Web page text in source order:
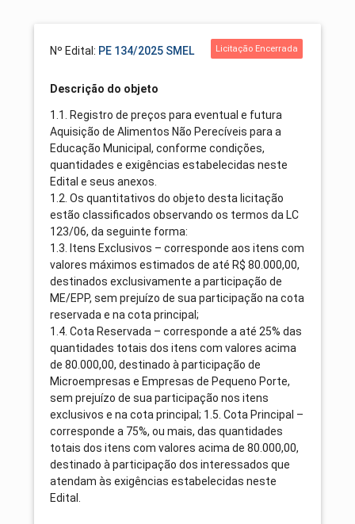
Nº Edital: PE 134/2025 SMEL Licitação Encerrada
Descrição do objeto
1.1. Registro de preços para eventual e futura
Aquisição de Alimentos Não Perecíveis para a
Educação Municipal, conforme condições,
quantidades e exigências estabelecidas neste
Edital e seus anexos.
1.2. Os quantitativos do objeto desta licitação
estão classificados observando os termos da LC
123/06, da seguinte forma:
1.3. Itens Exclusivos – corresponde aos itens com
valores máximos estimados de até R$ 80.000,00,
destinados exclusivamente a participação de
ME/EPP, sem prejuízo de sua participação na cota
reservada e na cota principal;
1.4. Cota Reservada – corresponde a até 25% das
quantidades totais dos itens com valores acima
de 80.000,00, destinado à participação de
Microempresas e Empresas de Pequeno Porte,
sem prejuízo de sua participação nos itens
exclusivos e na cota principal; 1.5. Cota Principal –
corresponde a 75%, ou mais, das quantidades
totais dos itens com valores acima de 80.000,00,
destinado à participação dos interessados que
atendam às exigências estabelecidas neste
Edital.